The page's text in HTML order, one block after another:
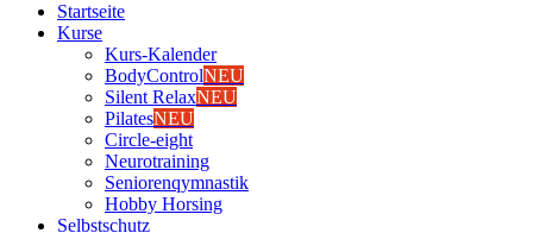
Start­sei­te
Kur­se
Kurs-Kalen­­der
Body­Con­trolNEU
Silent RelaxNEU
Pila­tesNEU
Cir­cle-eight
Neu­ro­trai­ning
Senio­ren­qym­nas­tik
Hob­by Hor­sing
Selbst­schutz